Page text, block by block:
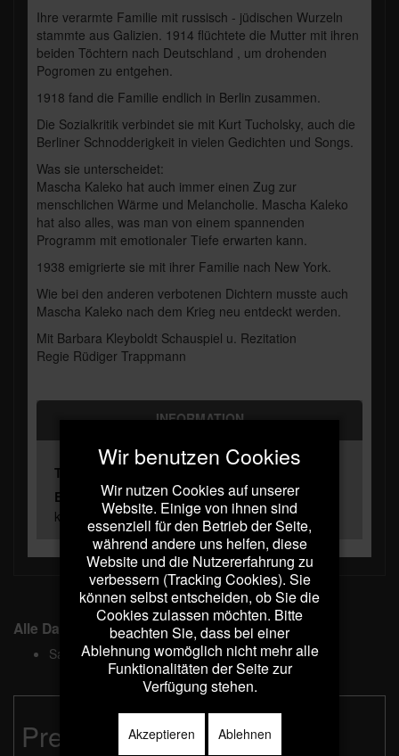
Ihre verarmte Familie mit russisch - jüdischen Wurzeln
stammte aus Galizien. 1914 flüchtete die Mutter mit ihren
beiden Töchtern nach Deutschland , um drohenden
Pogromen zu entgehen.
1918 fand die Familie endlich in Berlin zusammen.
Die Sozialkritik verbindet sie mit Kurt Tucholsky, auch die
Berliner Schnodderigkeit in vielen Gedichten und Songs.
Was sie unterscheidet:
Mascha Kaleko hat auch immer einen Zug zur
menschlichen Wärme und Melancholie. Mascha Kaleko
hat also alles, was man von einem spannenden
Programm mit emotionaler Tiefe erwarten kann.
1938 emigrierte sie mit ihrer Familie nach New York.
Wie bei den anderen verbotenen Dichtern musste auch
Mascha Kaleko nach dem Krieg neu entdeckt werden.
Mit Barbara Kleyboldt Schauspiel u. Rezitation
Regie Rüdiger Trappmann
INFORMATION
Telefon
E-Mail
kartenvorbestellung@rototheater.de
Alle Daten
Samstag, 21. November19:30
Preise:
Wir benutzen Cookies
Wir nutzen Cookies auf unserer
Website. Einige von ihnen sind
essenziell für den Betrieb der Seite,
während andere uns helfen, diese
Website und die Nutzererfahrung zu
verbessern (Tracking Cookies). Sie
können selbst entscheiden, ob Sie die
Cookies zulassen möchten. Bitte
beachten Sie, dass bei einer
Ablehnung womöglich nicht mehr alle
Funktionalitäten der Seite zur
Verfügung stehen.
Akzeptieren Ablehnen